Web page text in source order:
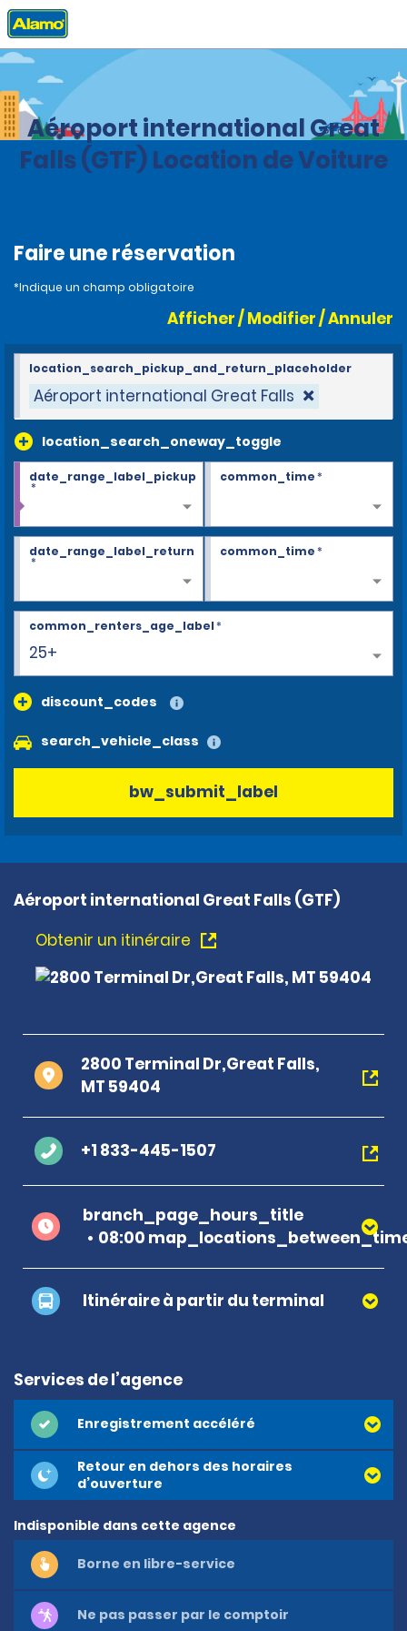
Accueil Agences Montana
Aéroport international Great
Falls (GTF) Location de Voiture
Faire une réservation
*Indique un champ obligatoire
Afficher / Modifier / Annuler
Aéroport international Great Falls
location_search_oneway_toggle
location_search_pickup_and_return_placeholder
date_range_label_pickup
*
common_time*
date_range_label_return
*
common_time*
25+
common_renters_age_label*
discount_codes
search_vehicle_class
bw_submit_label
Aéroport international Great Falls (GTF)
Obtenir un itinéraire
2800 Terminal Dr,Great Falls,
MT 59404
+1 833-445-1507
branch_page_hours_title
08:00
Itinéraire à partir du terminal
Services de l’agence
Enregistrement accéléré
Retour en dehors des horaires
d’ouverture
Indisponible dans cette agence
Borne en libre-service
Ne pas passer par le comptoir